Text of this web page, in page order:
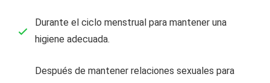
Durante el ciclo menstrual para mantener una
higiene adecuada.
Después de mantener relaciones sexuales para